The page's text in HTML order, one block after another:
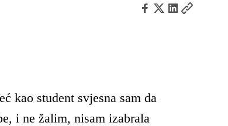
kao student svjesna sam da
i ne žalim, nisam izabrala